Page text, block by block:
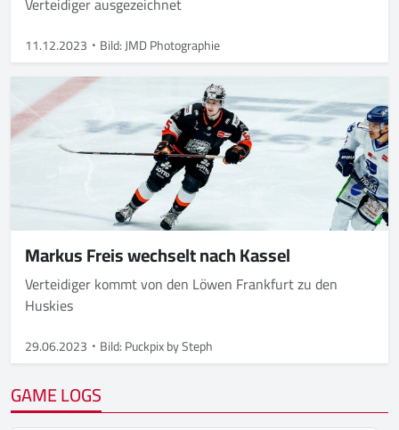
11.12.2023 Bild: JMD Photographie
Markus Freis wechselt nach Kassel
Verteidiger kommt von den Löwen Frankfurt zu den
Huskies
29.06.2023 Bild: Puckpix by Steph
GAME LOGS